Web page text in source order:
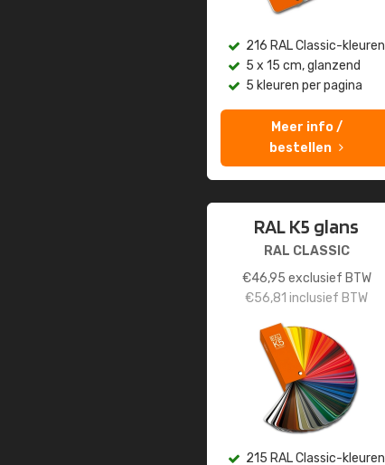
216 RAL Classic-kleuren
5 x 15 cm, glanzend
5 kleuren per pagina
Meer info /
bestellen
RAL K5 glans
RAL CLASSIC
€46,95 exclusief BTW
€56,81 inclusief BTW
215 RAL Classic-kleuren